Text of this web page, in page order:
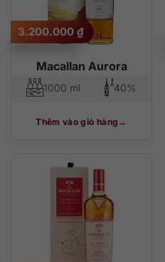
Macallan Aurora
3.200.000 ₫
1000 ml 40%
Thêm vào giỏ hàng